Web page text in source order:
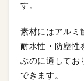
す。
素材にはアルミ
耐水性・防塵性
ぶのに適してお
できます。